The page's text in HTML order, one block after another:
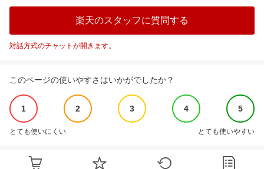
楽天のスタッフに質問する
対話方式のチャットが開きます。
このページの使いやすさはいかがでしたか？
1 2 3 4 5
とても使いにくい とても使いやすい